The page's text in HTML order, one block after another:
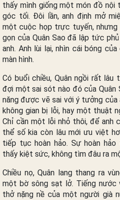
thấy mình giống một món đồ nội
góc tối. Đôi lần, anh định mở
một cuộc họp trực tuyến, nhưng
gọn của Quân Sao đã lập tức
anh. Anh lùi lại, nhìn cái bóng
màn hình.
Có buổi chiều, Quân ngồi rất
đợi một sai sót nào đó của Quân
năng được vẽ sai với ý tưởng
không gian bị lỗi, hay một thuật
Chỉ cần một lỗi nhỏ thôi, để anh
thể số kia còn lâu mới ưu việt
tiếp tục hoàn hảo. Sự hoàn
thấy kiệt sức, không tìm đâu ra
Chiều nọ, Quân lang thang ra
một bờ sông sạt lở. Tiếng nước
thở nặng nề của một người già